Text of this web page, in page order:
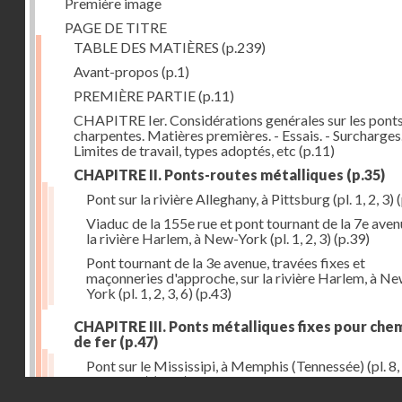
PAGE DE TITRE
TABLE DES MATIÈRES (p.239)
Avant-propos (p.1)
PREMIÈRE PARTIE(p.11)
CHAPITRE Ier. Considérations genérales sur les
charpentes. Matières premières. - Essais. -
Limites de travail, types adoptés, etc (p.11)
CHAPITRE II. Ponts-routes métalliques (p.35)
Pont sur la rivière Alleghany, à Pittsburg (pl. 1, 2, 3)
Viaduc de la 155e rue et pont tournant de la 7e
la rivière Harlem, à New-York (pl. 1, 2, 3) (p.39)
Pont tournant de la 3e avenue, travées fixes et
maçonneries d'approche, sur la rivière Harlem, à
York (pl. 1, 2, 3, 6) (p.43)
CHAPITRE III. Ponts métalliques fixes pour
de fer (p.47)
Pont sur le Mississipi, à Memphis (Tennessée) (pl. 8,
11, 12, 13)(p.47)